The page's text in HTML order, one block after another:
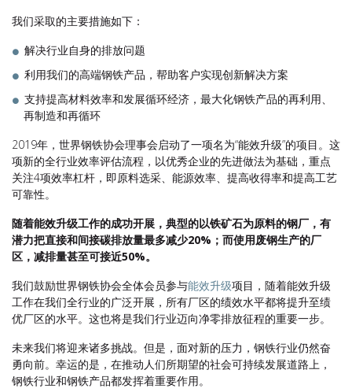
我们采取的主要措施如下：
解决行业自身的排放问题
利用我们的高端钢铁产品，帮助客户实现创新解决方案
支持提高材料效率和发展循环经济，最大化钢铁产品的再利用、
再制造和再循环
2019年，世界钢铁协会理事会启动了一项名为“能效升级”的项目。这
项新的全行业效率评估流程，以优秀企业的先进做法为基础，重点
关注4项效率杠杆，即原料选采、能源效率、提高收得率和提高工艺
可靠性。
随着能效升级工作的成功开展，典型的以铁矿石为原料的钢厂，有
潜力把直接和间接碳排放量最多减少20%；而使用废钢生产的厂
区，减排量甚至可接近50%。
我们鼓励世界钢铁协会全体会员参与能效升级项目，随着能效升级
工作在我们全行业的广泛开展，所有厂区的绩效水平都将提升至绩
优厂区的水平。这也将是我们行业迈向净零排放征程的重要一步。
未来我们将迎来诸多挑战。但是，面对新的压力，钢铁行业仍然奋
勇向前。幸运的是，在推动人们所期望的社会可持续发展道路上，
钢铁行业和钢铁产品都发挥着重要作用。